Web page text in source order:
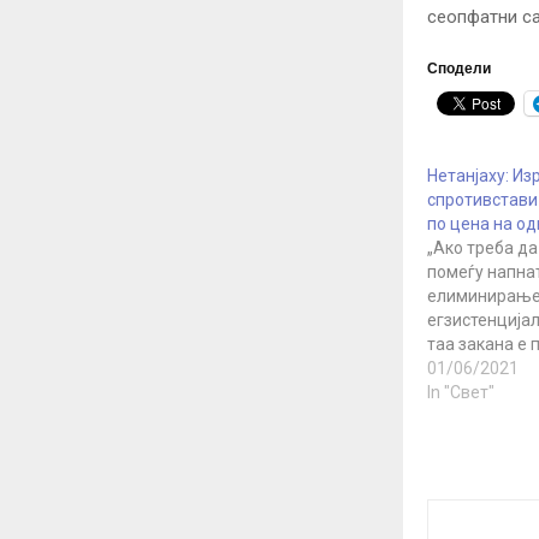
сеопфатни
Сподели
Нетанјаху:
по цена на
„Ако треба
помеѓу
таа закана е
Нетанјаху
церемонијата
01/06/2021
In "Свет"